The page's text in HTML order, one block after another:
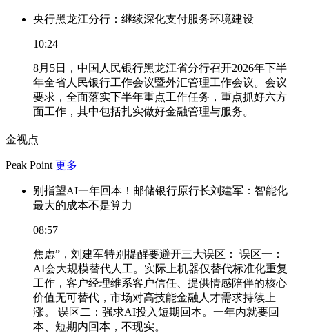
央行黑龙江分行：继续深化支付服务环境建设
10:24
8月5日，中国人民银行黑龙江省分行召开2026年下半
年全省人民银行工作会议暨外汇管理工作会议。会议
要求，全面落实下半年重点工作任务，重点抓好六方
面工作，其中包括扎实做好金融管理与服务。
金视点
Peak Point 更多
别指望AI一年回本！邮储银行原行长刘建军：智能化
最大的成本不是算力
08:57
焦虑”，刘建军特别提醒要避开三大误区： 误区一：
AI会大规模替代人工。实际上机器仅替代标准化重复
工作，客户经理维系客户信任、提供情感陪伴的核心
价值无可替代，市场对高技能金融人才需求持续上
涨。 误区二：强求AI投入短期回本。一年内就要回
本、短期内回本，不现实。